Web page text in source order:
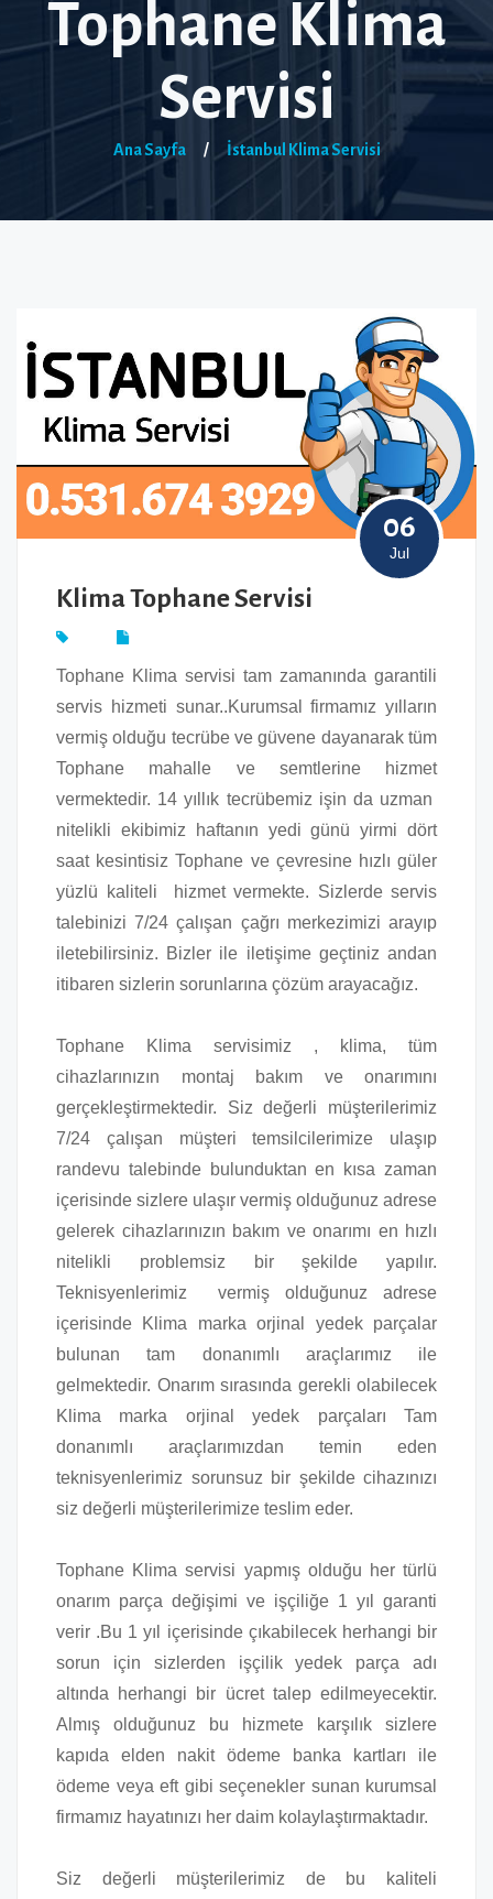
Tophane Klima
Servisi
Ana Sayfa / İstanbul Klima Servisi
06
Jul
Klima Tophane Servisi
Tophane Klima servisi tam zamanında garantili
servis hizmeti sunar..Kurumsal firmamız yılların
vermiş olduğu tecrübe ve güvene dayanarak tüm
Tophane mahalle ve semtlerine hizmet
vermektedir. 14 yıllık tecrübemiz işin da uzman
nitelikli ekibimiz haftanın yedi günü yirmi dört
saat kesintisiz Tophane ve çevresine hızlı güler
yüzlü kaliteli hizmet vermekte. Sizlerde servis
talebinizi 7/24 çalışan çağrı merkezimizi arayıp
iletebilirsiniz. Bizler ile iletişime geçtiniz andan
itibaren sizlerin sorunlarına çözüm arayacağız.
Tophane Klima servisimiz , klima, tüm
cihazlarınızın montaj bakım ve onarımını
gerçekleştirmektedir. Siz değerli müşterilerimiz
7/24 çalışan müşteri temsilcilerimize ulaşıp
randevu talebinde bulunduktan en kısa zaman
içerisinde sizlere ulaşır vermiş olduğunuz adrese
gelerek cihazlarınızın bakım ve onarımı en hızlı
nitelikli problemsiz bir şekilde yapılır.
Teknisyenlerimiz vermiş olduğunuz adrese
içerisinde Klima marka orjinal yedek parçalar
bulunan tam donanımlı araçlarımız ile
gelmektedir. Onarım sırasında gerekli olabilecek
Klima marka orjinal yedek parçaları Tam
donanımlı araçlarımızdan temin eden
teknisyenlerimiz sorunsuz bir şekilde cihazınızı
siz değerli müşterilerimize teslim eder.
Tophane Klima servisi yapmış olduğu her türlü
onarım parça değişimi ve işçiliğe 1 yıl garanti
verir .Bu 1 yıl içerisinde çıkabilecek herhangi bir
sorun için sizlerden işçilik yedek parça adı
altında herhangi bir ücret talep edilmeyecektir.
Almış olduğunuz bu hizmete karşılık sizlere
kapıda elden nakit ödeme banka kartları ile
ödeme veya eft gibi seçenekler sunan kurumsal
firmamız hayatınızı her daim kolaylaştırmaktadır.
Siz değerli müşterilerimiz de bu kaliteli